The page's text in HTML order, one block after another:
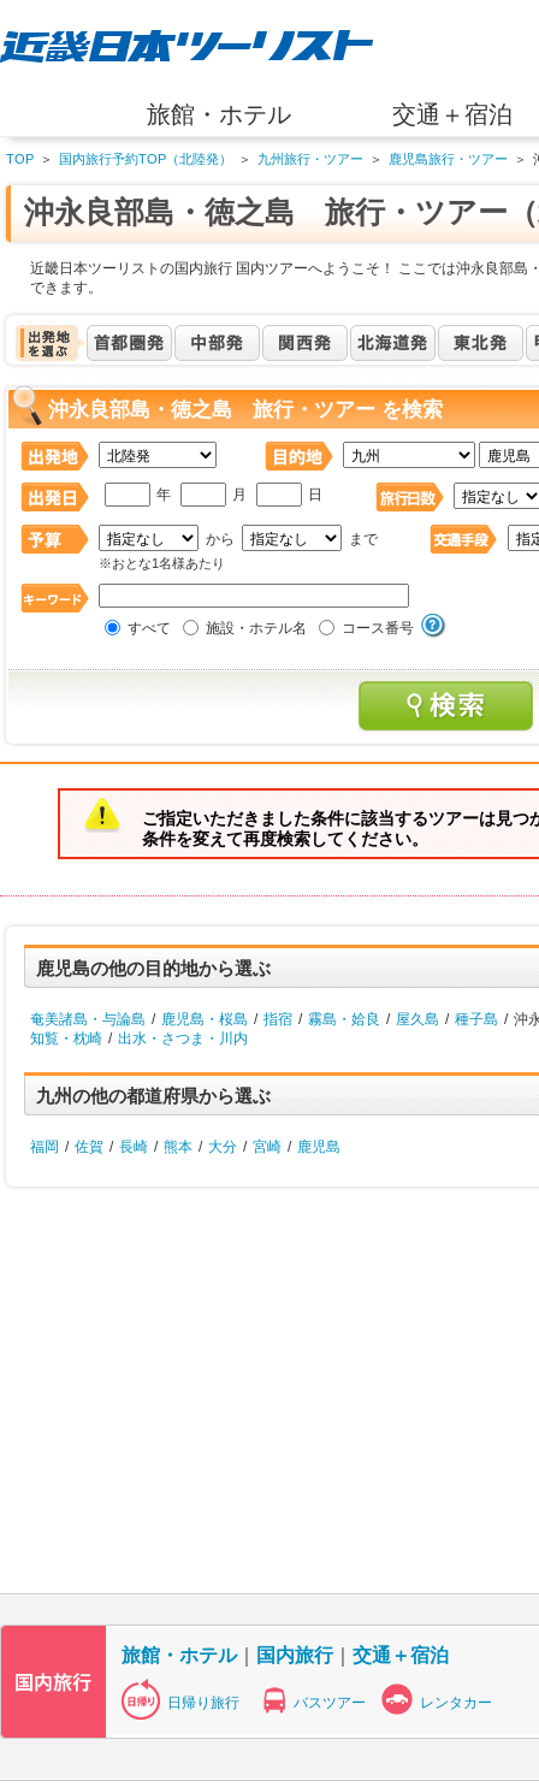
旅館・ホテル 交通＋宿泊
TOP ＞ 国内旅行予約TOP（北陸発） ＞ 九州旅行・ツアー ＞ 鹿児島旅行・ツアー ＞
沖永良部島・徳之島 旅行・ツアー
近畿日本ツーリストの国内旅行 国内ツアーへようこそ！ ここでは沖永良部島
できます。
沖永良部島・徳之島 旅行・ツアー を検索
年 月 日
から まで
※おとな1名様あたり
すべて 施設・ホテル名 コース番号
ご指定いただきました条件に該当するツアーは見つ
条件を変えて再度検索してください。
鹿児島の他の目的地から選ぶ
奄美諸島・与論島 / 鹿児島・桜島 / 指宿 / 霧島・姶良 / 屋久島 / 種子島 / 沖
知覧・枕崎 / 出水・さつま・川内
九州の他の都道府県から選ぶ
福岡 / 佐賀 / 長崎 / 熊本 / 大分 / 宮崎 / 鹿児島
旅館・ホテル｜ 国内旅行｜ 交通＋宿泊
日帰り旅行 バスツアー レンタカー